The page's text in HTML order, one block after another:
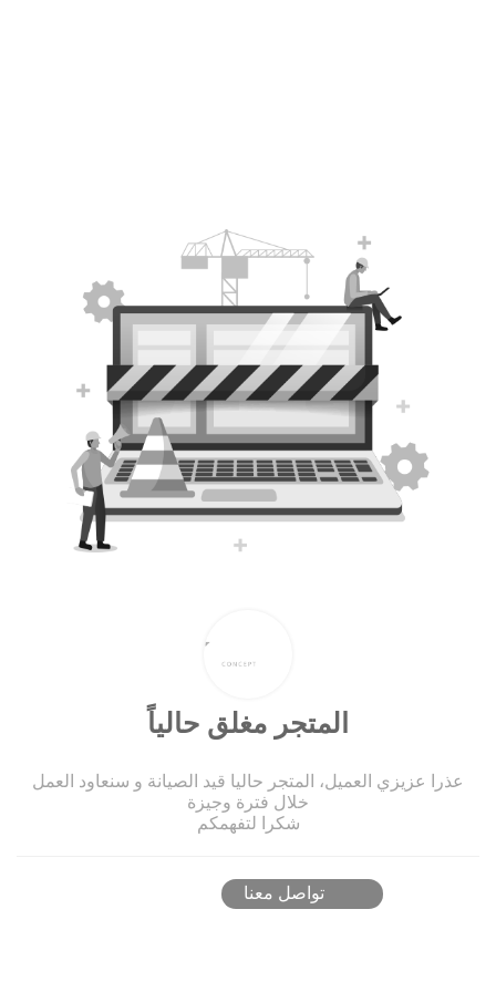
المتجر مغلق حالياً
عذرا عزيزي العميل، المتجر حاليا قيد الصيانة و سنعاود العمل
خلال فترة وجيزة
شكرا لتفهمكم
تواصل معنا